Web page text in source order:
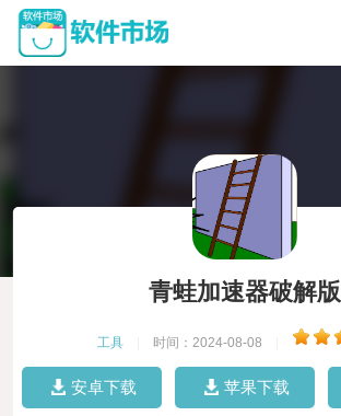
青蛙加速器破解版
工具 时间：2024-08-08
安卓下载 苹果下载